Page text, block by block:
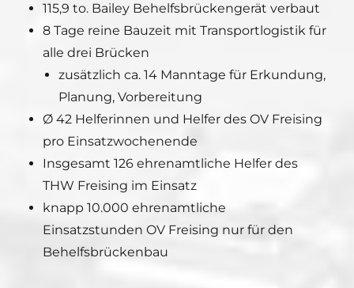
115,9 to. Bailey Behelfsbrückengerät verbaut
8 Tage reine Bauzeit mit Transportlogistik für
alle drei Brücken
zusätzlich ca. 14 Manntage für Erkundung,
Planung, Vorbereitung
Ø 42 Helferinnen und Helfer des OV Freising
pro Einsatzwochenende
Insgesamt 126 ehrenamtliche Helfer des
THW Freising im Einsatz
knapp 10.000 ehrenamtliche
Einsatzstunden OV Freising nur für den
Behelfsbrückenbau